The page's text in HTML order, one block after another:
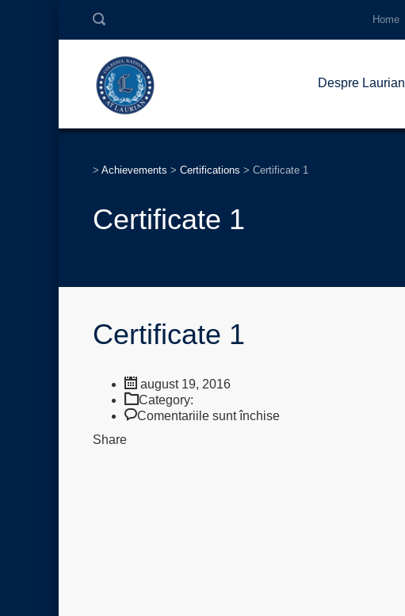
Home
Despre Laurian
> Achievements > Certifications > Certificate 1
Certificate 1
Certificate 1
august 19, 2016
Category:
Comentariile sunt închisepentru
Share